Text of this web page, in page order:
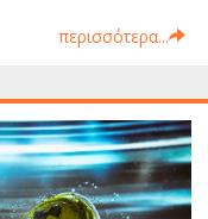
περισσότερα...